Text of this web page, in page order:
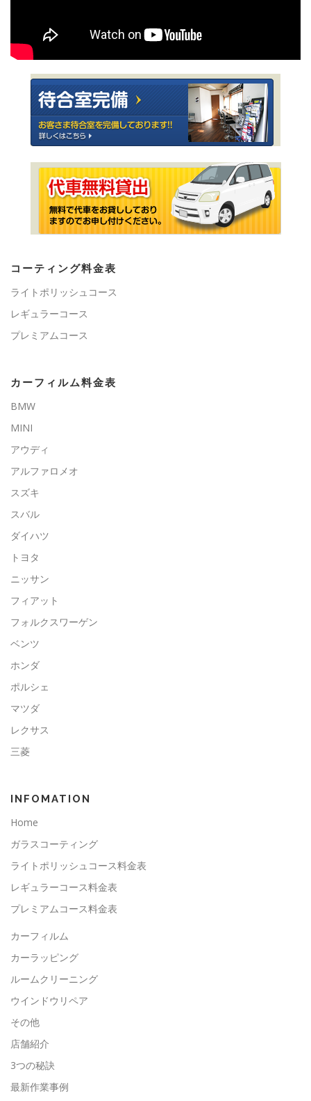
コーティング料金表
ライトポリッシュコース
レギュラーコース
プレミアムコース
カーフィルム料金表
BMW
MINI
アウディ
アルファロメオ
スズキ
スバル
ダイハツ
トヨタ
ニッサン
フィアット
フォルクスワーゲン
ベンツ
ホンダ
ポルシェ
マツダ
レクサス
三菱
INFOMATION
Home
ガラスコーティング
ライトポリッシュコース料金表
レギュラーコース料金表
プレミアムコース料金表
カーフィルム
カーラッピング
ルームクリーニング
ウインドウリペア
その他
店舗紹介
3つの秘訣
最新作業事例